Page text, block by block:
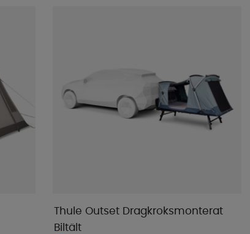
Lägsta pris
Högsta pris
Varumärke
Publiceringsdatum
Thule Outset Dragkroksmonterat
Biltält